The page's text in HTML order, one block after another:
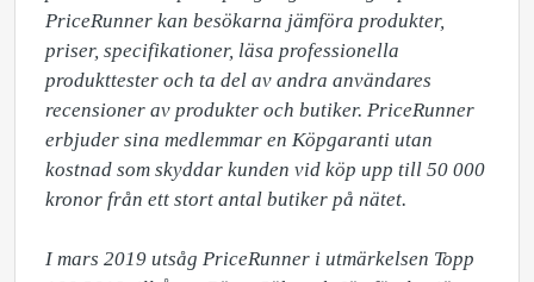
PriceRunner kan besökarna jämföra produkter,
priser, specifikationer, läsa professionella
produkttester och ta del av andra användares
recensioner av produkter och butiker. PriceRunner
erbjuder sina medlemmar en Köpgaranti utan
kostnad som skyddar kunden vid köp upp till 50 000
kronor från ett stort antal butiker på nätet.
I mars 2019 utsåg PriceRunner i utmärkelsen Topp